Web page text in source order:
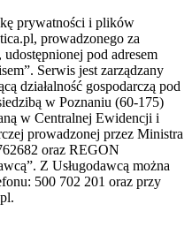
prywatności i plików
prowadzonego za
pod adresem
Serwis jest zarządzany
działalność gospodarczą pod
w Poznaniu (60-175)
w Centralnej Ewidencji i
prowadzonej przez Ministra
oraz REGON
Z Usługodawcą można
500 702 201 oraz przy